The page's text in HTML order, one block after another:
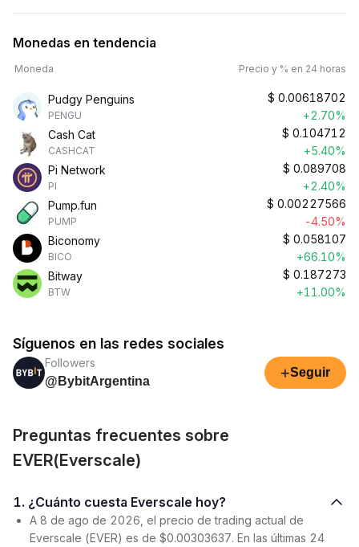
Monedas en tendencia
Moneda Precio y % en 24 horas
Pudgy Penguins
PENGU
$ 0.00618702
+2.70%
Cash Cat
CASHCAT
$ 0.104712
+5.40%
Pi Network
PI
$ 0.089708
+2.40%
Pump.fun
PUMP
$ 0.00227566
-4.50%
Biconomy
BICO
$ 0.058107
+66.10%
Bitway
BTW
$ 0.187273
+11.00%
Síguenos en las redes sociales
Followers
@BybitArgentina
+Seguir
Preguntas frecuentes sobre
EVER(Everscale)
1. ¿Cuánto cuesta Everscale hoy?
A 8 de ago de 2026, el precio de trading actual de
Everscale (EVER) es de $0.00303637. En las últimas 24